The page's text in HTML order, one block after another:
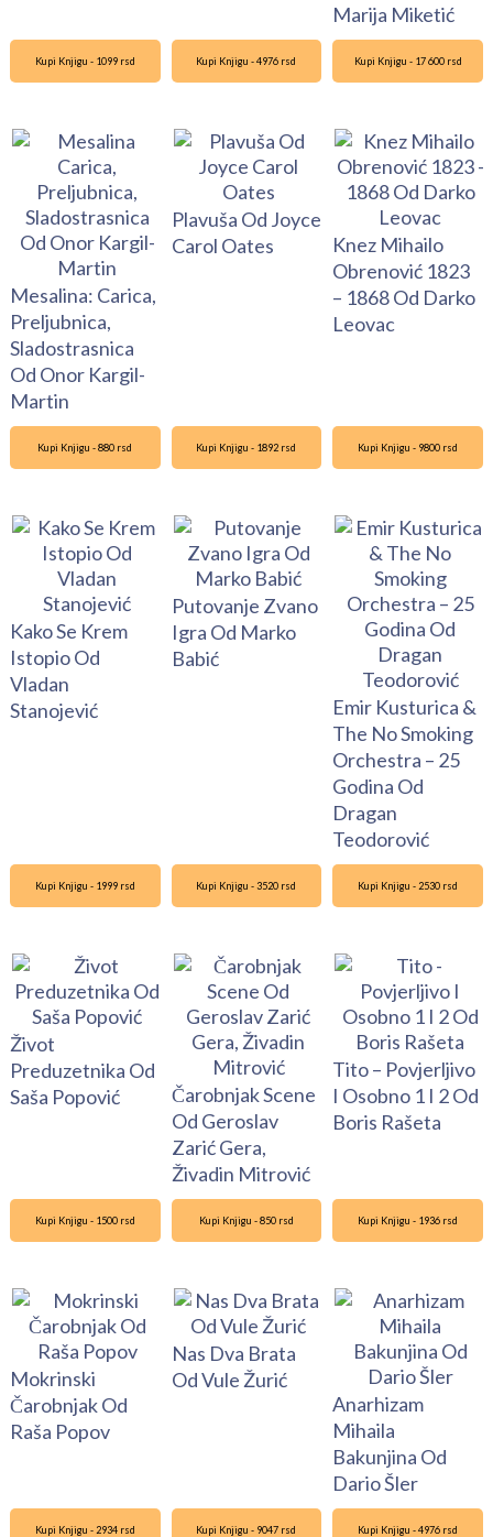
Marija Miketić
Kupi Knjigu - 1099 rsd
Mesalina: Carica,
Preljubnica,
Sladostrasnica
Od Onor Kargil-
Martin
Kupi Knjigu - 4976 rsd
Plavuša Od Joyce
Carol Oates
Kupi Knjigu - 17 600 rsd
Knez Mihailo
Obrenović 1823
– 1868 Od Darko
Leovac
Kupi Knjigu - 880 rsd
Kako Se Krem
Istopio Od
Vladan
Stanojević
Kupi Knjigu - 1892 rsd
Putovanje Zvano
Igra Od Marko
Babić
Kupi Knjigu - 9800 rsd
Emir Kusturica &
The No Smoking
Orchestra – 25
Godina Od
Dragan
Teodorović
Kupi Knjigu - 1999 rsd
Život
Preduzetnika Od
Saša Popović
Kupi Knjigu - 3520 rsd
Čarobnjak Scene
Od Geroslav
Zarić Gera,
Živadin Mitrović
Kupi Knjigu - 2530 rsd
Tito – Povjerljivo
I Osobno 1 I 2 Od
Boris Rašeta
Kupi Knjigu - 1500 rsd
Mokrinski
Čarobnjak Od
Raša Popov
Kupi Knjigu - 850 rsd
Nas Dva Brata
Od Vule Žurić
Kupi Knjigu - 1936 rsd
Anarhizam
Mihaila
Bakunjina Od
Dario Šler
Kupi Knjigu - 2934 rsd Kupi Knjigu - 9047 rsd Kupi Knjigu - 4976 rsd